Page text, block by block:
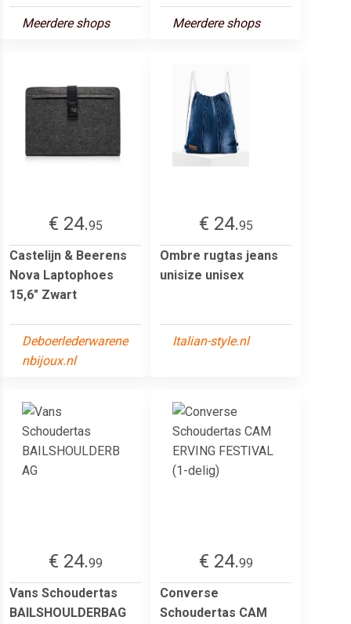
Meerdere shops Meerdere shops
€ 24.95
Castelijn & Beerens
Nova Laptophoes
15,6" Zwart
Deboerlederwarene
nbijoux.nl
€ 24.95
Ombre rugtas jeans
unisize unisex
Italian-style.nl
€ 24.99
Vans Schoudertas
BAILSHOULDERBAG
€ 24.99
Converse
Schoudertas CAM